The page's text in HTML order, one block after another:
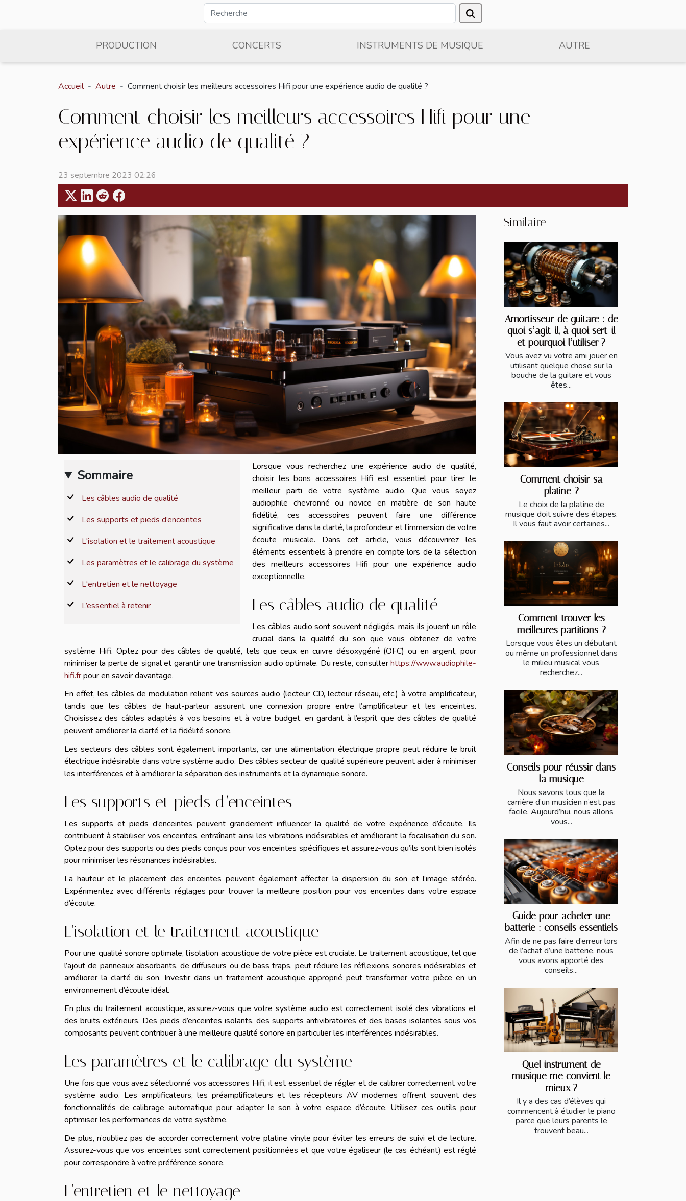
PRODUCTION CONCERTS INSTRUMENTS DE MUSIQUE AUTRE
Accueil Autre Comment choisir les meilleurs accessoires Hifi pour une expérience audio de qualité ?
Comment choisir les meilleurs accessoires Hifi pour une
expérience audio de qualité ?
23 septembre 2023 02:26
Sommaire
Les câbles audio de qualité
Les supports et pieds d’enceintes
L'isolation et le traitement acoustique
Les paramètres et le calibrage du système
L'entretien et le nettoyage
L’essentiel à retenir
Lorsque vous recherchez une expérience audio de qualité,
choisir les bons accessoires Hifi est essentiel pour tirer le
meilleur parti de votre système audio. Que vous soyez
audiophile chevronné ou novice en matière de son haute
fidélité, ces accessoires peuvent faire une différence
significative dans la clarté, la profondeur et l’immersion de votre
écoute musicale. Dans cet article, vous découvrirez les
éléments essentiels à prendre en compte lors de la sélection
des meilleurs accessoires Hifi pour une expérience audio
exceptionnelle.
Les câbles audio de qualité
Les câbles audio sont souvent négligés, mais ils jouent un rôle
crucial dans la qualité du son que vous obtenez de votre
système Hifi. Optez pour des câbles de qualité, tels que ceux en cuivre désoxygéné (OFC) ou en argent, pour
minimiser la perte de signal et garantir une transmission audio optimale. Du reste, consulterhttps://www.audiophile-
hifi.frpour en savoir davantage.
En effet, les câbles de modulation relient vos sources audio (lecteur CD, lecteur réseau, etc.) à votre amplificateur,
tandis que les câbles de haut-parleur assurent une connexion propre entre l’amplificateur et les enceintes.
Choisissez des câbles adaptés à vos besoins et à votre budget, en gardant à l’esprit que des câbles de qualité
peuvent améliorer la clarté et la fidélité sonore.
Les secteurs des câbles sont également importants, car une alimentation électrique propre peut réduire le bruit
électrique indésirable dans votre système audio. Des câbles secteur de qualité supérieure peuvent aider à minimiser
les interférences et à améliorer la séparation des instruments et la dynamique sonore.
Les supports et pieds d’enceintes
Les supports et pieds d’enceintes peuvent grandement influencer la qualité de votre expérience d’écoute. Ils
contribuent à stabiliser vos enceintes, entraînant ainsi les vibrations indésirables et améliorant la focalisation du son.
Optez pour des supports ou des pieds conçus pour vos enceintes spécifiques et assurez-vous qu’ils sont bien isolés
pour minimiser les résonances indésirables.
La hauteur et le placement des enceintes peuvent également affecter la dispersion du son et l’image stéréo.
Expérimentez avec différents réglages pour trouver la meilleure position pour vos enceintes dans votre espace
d’écoute.
L'isolation et le traitement acoustique
Pour une qualité sonore optimale, l’isolation acoustique de votre pièce est cruciale. Le traitement acoustique, tel que
l’ajout de panneaux absorbants, de diffuseurs ou de bass traps, peut réduire les réflexions sonores indésirables et
améliorer la clarté du son. Investir dans un traitement acoustique approprié peut transformer votre pièce en un
environnement d’écoute idéal.
En plus du traitement acoustique, assurez-vous que votre système audio est correctement isolé des vibrations et
des bruits extérieurs. Des pieds d’enceintes isolants, des supports antivibratoires et des bases isolantes sous vos
composants peuvent contribuer à une meilleure qualité sonore en particulier les interférences indésirables.
Les paramètres et le calibrage du système
Une fois que vous avez sélectionné vos accessoires Hifi, il est essentiel de régler et de calibrer correctement votre
système audio. Les amplificateurs, les préamplificateurs et les récepteurs AV modernes offrent souvent des
fonctionnalités de calibrage automatique pour adapter le son à votre espace d’écoute. Utilisez ces outils pour
optimiser les performances de votre système.
De plus, n’oubliez pas de accorder correctement votre platine vinyle pour éviter les erreurs de suivi et de lecture.
Assurez-vous que vos enceintes sont correctement positionnées et que votre égaliseur (le cas échéant) est réglé
pour correspondre à votre préférence sonore.
L'entretien et le nettoyage
Similaire
Amortisseur de guitare : de
quoi s’agit-il, à quoi sert-il
et pourquoi l’utiliser ?
Vous avez vu votre ami jouer en
utilisant quelque chose sur la
bouche de la guitare et vous
êtes...
Comment choisir sa
platine ?
Le choix de la platine de
musique doit suivre des étapes.
Il vous faut avoir certaines...
Comment trouver les
meilleures partitions ?
Lorsque vous êtes un débutant
ou même un professionnel dans
le milieu musical vous
recherchez...
Conseils pour réussir dans
la musique
Nous savons tous que la
carrière d’un musicien n’est pas
facile. Aujourd’hui, nous allons
vous...
Guide pour acheter une
batterie : conseils essentiels
Afin de ne pas faire d’erreur lors
de l’achat d’une batterie, nous
vous avons apporté des
conseils...
Quel instrument de
musique me convient le
mieux ?
Il y a des cas d’élèves qui
commencent à étudier le piano
parce que leurs parents le
trouvent beau...